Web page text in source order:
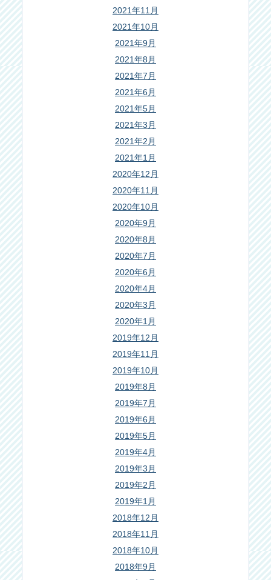
2021年11月
2021年10月
2021年9月
2021年8月
2021年7月
2021年6月
2021年5月
2021年3月
2021年2月
2021年1月
2020年12月
2020年11月
2020年10月
2020年9月
2020年8月
2020年7月
2020年6月
2020年4月
2020年3月
2020年1月
2019年12月
2019年11月
2019年10月
2019年8月
2019年7月
2019年6月
2019年5月
2019年4月
2019年3月
2019年2月
2019年1月
2018年12月
2018年11月
2018年10月
2018年9月